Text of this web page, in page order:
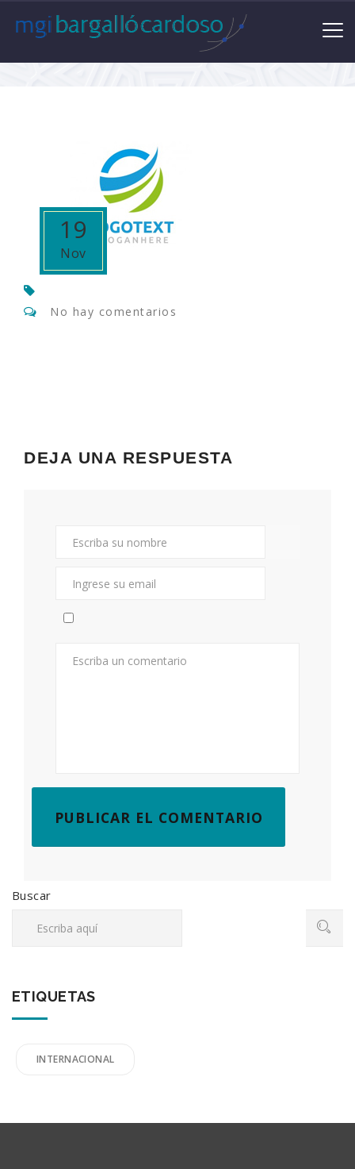
19
Nov
No hay comentarios
DEJA UNA RESPUESTA
Buscar
ETIQUETAS
INTERNACIONAL